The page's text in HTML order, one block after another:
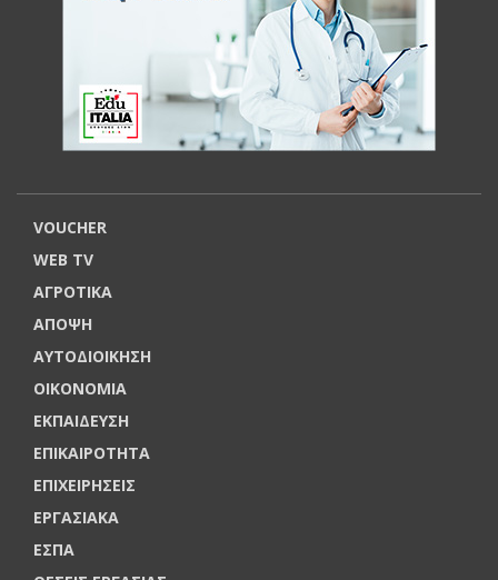
VOUCHER
WEB TV
ΑΓΡΟΤΙΚΑ
ΑΠΟΨΗ
ΑΥΤΟΔΙΟΙΚΗΣΗ
ΟΙΚΟΝΟΜΙΑ
ΕΚΠΑΙΔΕΥΣΗ
ΕΠΙΚΑΙΡΟΤΗΤΑ
ΕΠΙΧΕΙΡΗΣΕΙΣ
ΕΡΓΑΣΙΑΚΑ
ΕΣΠΑ